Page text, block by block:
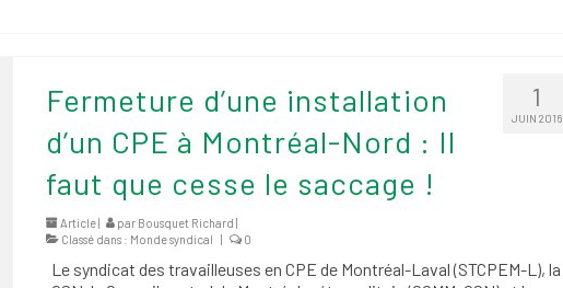
1
JUIN 2016
Fermeture d’une installation
d’un CPE à Montréal-Nord : Il
faut que cesse le saccage !
Article | par Bousquet Richard |
Classé dans : Monde syndical | 0
Le syndicat des travailleuses en CPE de Montréal-Laval (STCPEM-L), la